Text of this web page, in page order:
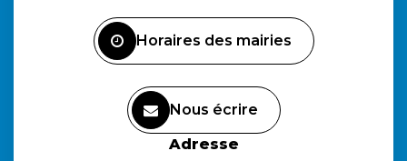
Horaires des mairies
Nous écrire
Adresse